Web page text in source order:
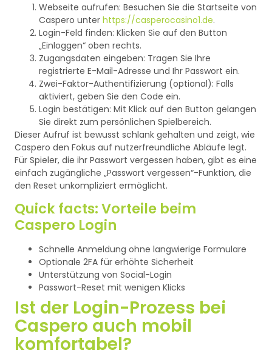
Webseite aufrufen: Besuchen Sie die Startseite von
Caspero unter https://casperocasino1.de.
Login-Feld finden: Klicken Sie auf den Button
„Einloggen“ oben rechts.
Zugangsdaten eingeben: Tragen Sie Ihre
registrierte E-Mail-Adresse und Ihr Passwort ein.
Zwei-Faktor-Authentifizierung (optional): Falls
aktiviert, geben Sie den Code ein.
Login bestätigen: Mit Klick auf den Button gelangen
Sie direkt zum persönlichen Spielbereich.
Dieser Aufruf ist bewusst schlank gehalten und zeigt, wie
Caspero den Fokus auf nutzerfreundliche Abläufe legt.
Für Spieler, die ihr Passwort vergessen haben, gibt es eine
einfach zugängliche „Passwort vergessen“-Funktion, die
den Reset unkompliziert ermöglicht.
Quick facts: Vorteile beim
Caspero Login
Schnelle Anmeldung ohne langwierige Formulare
Optionale 2FA für erhöhte Sicherheit
Unterstützung von Social-Login
Passwort-Reset mit wenigen Klicks
Ist der Login-Prozess bei
Caspero auch mobil
komfortabel?